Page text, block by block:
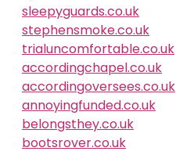
sleepyguards.co.uk
stephensmoke.co.uk
trialuncomfortable.co.uk
accordingchapel.co.uk
accordingoversees.co.uk
annoyingfunded.co.uk
belongsthey.co.uk
bootsrover.co.uk